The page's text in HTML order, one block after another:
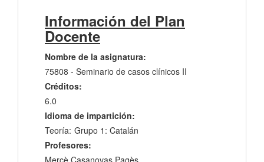
Información del Plan
Docente
Nombre de la asignatura:
75808 - Seminario de casos clínicos II
Créditos:
6.0
Idioma de impartición:
Teoría: Grupo 1: Catalán
Profesores: